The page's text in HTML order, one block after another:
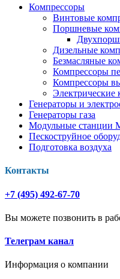
Компрессоры
Винтовые
Поршневые
Дизельные
Безмасляные
Компрессоры
Компрессоры
Электрические
Генераторы и
Генераторы газа
Модульные станции
Пескоструйное
Подготовка воздуха
Контакты
+7 (495) 492-67-70
Вы можете позвонить в
Телеграм канал
Информация о компании